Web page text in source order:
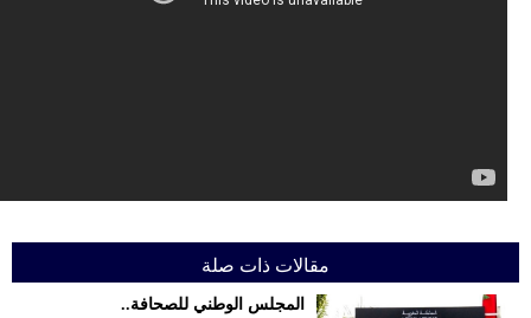
مقالات ذات صلة
المجلس الوطني للصحافة..